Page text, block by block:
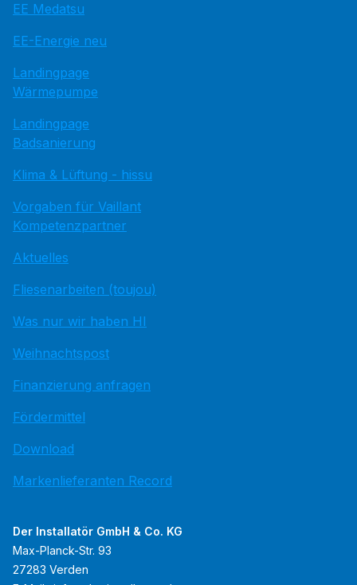
EE Medatsu
EE-Energie neu
Landingpage
Wärmepumpe
Landingpage
Badsanierung
Klima & Lüftung - hissu
Vorgaben für Vaillant
Kompetenzpartner
Aktuelles
Fliesenarbeiten (toujou)
Was nur wir haben HI
Weihnachtspost
Finanzierung anfragen
Fördermittel
Download
Markenlieferanten Record
Der Installatör GmbH & Co. KG
Max-Planck-Str. 93
27283 Verden